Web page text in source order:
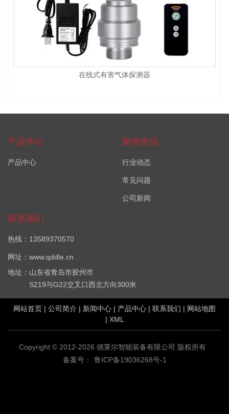
在线式有害气体探测器
产品中心
产品中心
新闻资讯
行业动态
常见问题
公司新闻
联系我们
热线：13589370570
网址：www.qddle.cn
地址：山东省青岛市胶州市
S219与G22交叉口西北方向300米
网站首页 | 公司简介 | 新闻中心 | 产品中心 | 联系我们 | 网站地图
| XML
Copyright © 2012-2026 德莱尔智能装备有限公司 版权所有
备案号：
鲁ICP备19036268号-1